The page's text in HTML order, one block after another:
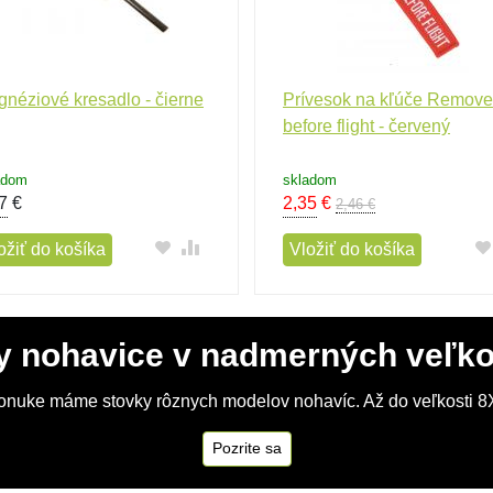
kresadlo - čierne
€
do košíka
Prívesok na kľúče Remove
before flight - červený
skladom
2,35 € 2,46 €
Vložiť do košíka
nohavice v nadmerných
máme stovky rôznych modelov nohavíc. Až do veľkosti
Pozrite sa